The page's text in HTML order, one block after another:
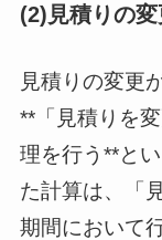
(2)見積りの
見積りの変更
**「見積りを
理を行う**と
た計算は、「
期間において